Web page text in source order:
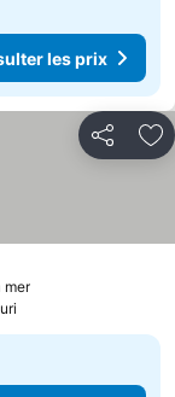
les prix
Partager
merConsulter les